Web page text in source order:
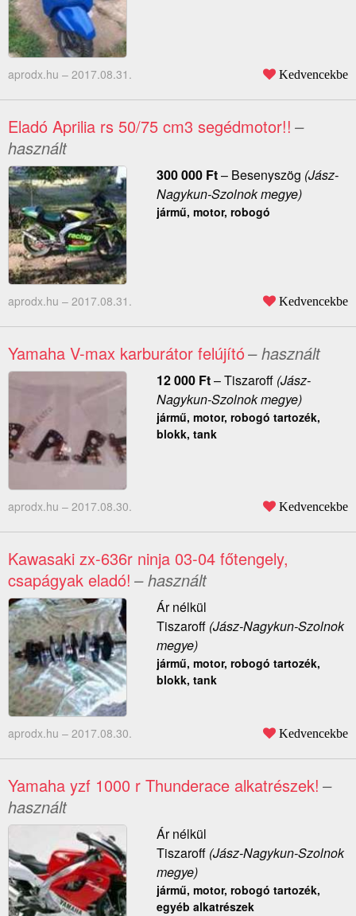
aprodx.hu – 2017.08.31. Kedvencekbe
Eladó Aprilia rs 50/75 cm3 segédmotor!! –
használt
300 000 Ft– Besenyszög (Jász-
Nagykun-Szolnok megye)
jármű, motor, robogó
aprodx.hu – 2017.08.31. Kedvencekbe
Yamaha V-max karburátor felújító– használt
12 000 Ft–Tiszaroff(Jász-
Nagykun-Szolnok megye)
jármű, motor, robogó tartozék,
blokk, tank
aprodx.hu – 2017.08.30. Kedvencekbe
Kawasaki zx-636r ninja 03-04 főtengely,
csapágyak eladó! – használt
Ár nélkül
Tiszaroff(Jász-Nagykun-Szolnok
megye)
jármű, motor, robogó tartozék,
blokk, tank
aprodx.hu – 2017.08.30. Kedvencekbe
Yamaha yzf 1000 r Thunderace alkatrészek! –
használt
Ár nélkül
Tiszaroff(Jász-Nagykun-Szolnok
megye)
jármű, motor, robogó tartozék,
egyéb alkatrészek